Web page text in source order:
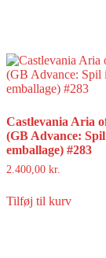
Castlevania Aria
(GB Advance:
emballage) #283
2.400,00 kr.
Tilføj til kurv